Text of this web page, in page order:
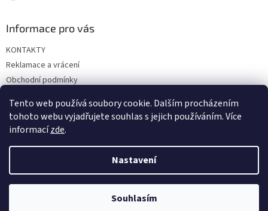
Tento web používá soubory cookie. Dalším procházením
tohoto webu vyjadřujete souhlas s jejich používáním. Více
informacízde.
Nastavení
Souhlasím
Informace pro vás
KONTAKTY
Reklamace a vrácení
Obchodní podmínky
Doprava a platba
Vytvořil Shoptet
Vtipné dárky. Všechna práva vyhrazena.